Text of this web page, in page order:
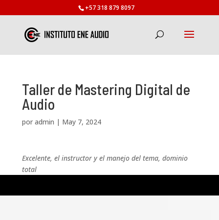
+57 318 879 8097
Taller de Mastering Digital de
Audio
por admin | May 7, 2024
Excelente, el instructor y el manejo del tema, dominio
total